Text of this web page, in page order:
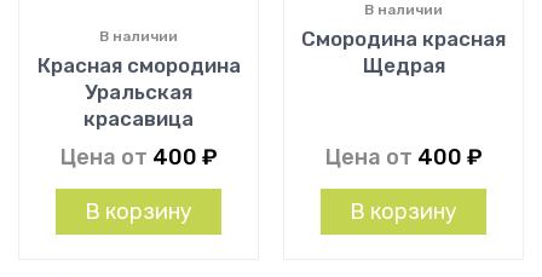
Красная смородина
Уральская
красавица
В наличии
Цена от 400 ₽
В корзину
Смородина красная
Щедрая
В наличии
Цена от 400 ₽
В корзину